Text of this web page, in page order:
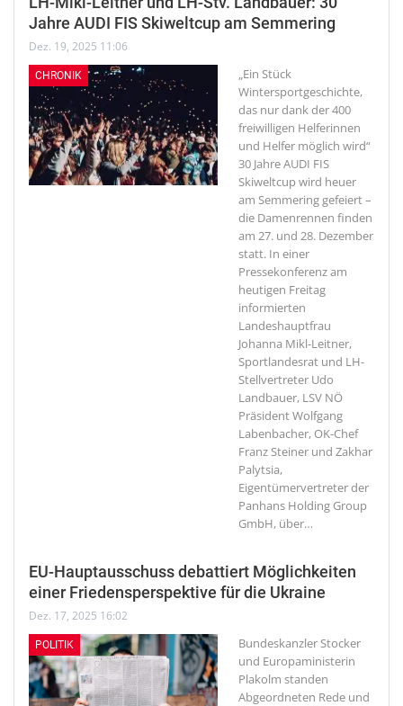
Jahre AUDI FIS Skiweltcup am Semmering
Dez. 19, 2025 11:06
CHRONIK
„Ein Stück
Wintersportgeschichte,
das nur dank der 400
freiwilligen Helferinnen
und Helfer möglich wird“
30 Jahre AUDI FIS
Skiweltcup wird heuer
am Semmering gefeiert –
die Damenrennen finden
am 27. und 28. Dezember
statt. In einer
Pressekonferenz am
heutigen Freitag
informierten
Landeshauptfrau
Johanna Mikl-Leitner,
Sportlandesrat und LH-
Stellvertreter Udo
Landbauer, LSV NÖ
Präsident Wolfgang
Labenbacher, OK-Chef
Franz Steiner und Zakhar
Palytsia,
Eigentümervertreter der
Panhans Holding Group
GmbH, über…
EU-Hauptausschuss debattiert Möglichkeiten
einer Friedensperspektive für die Ukraine
Dez. 17, 2025 16:02
POLITIK
Bundeskanzler Stocker
und Europaministerin
Plakolm standen
Abgeordneten Rede und